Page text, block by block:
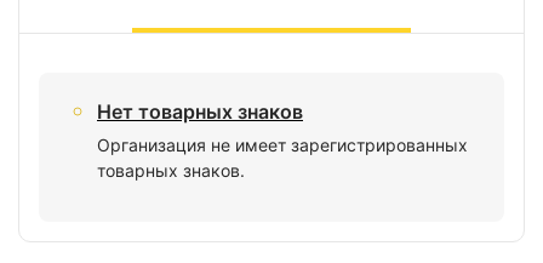
Нет товарных знаков
Организация не имеет зарегистрированных
товарных знаков.